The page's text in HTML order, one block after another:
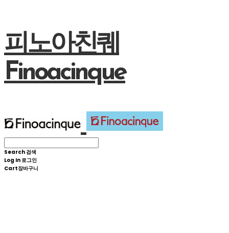
피노아친퀘
Finoacinque
Search검색
Log In로그인
Cart장바구니